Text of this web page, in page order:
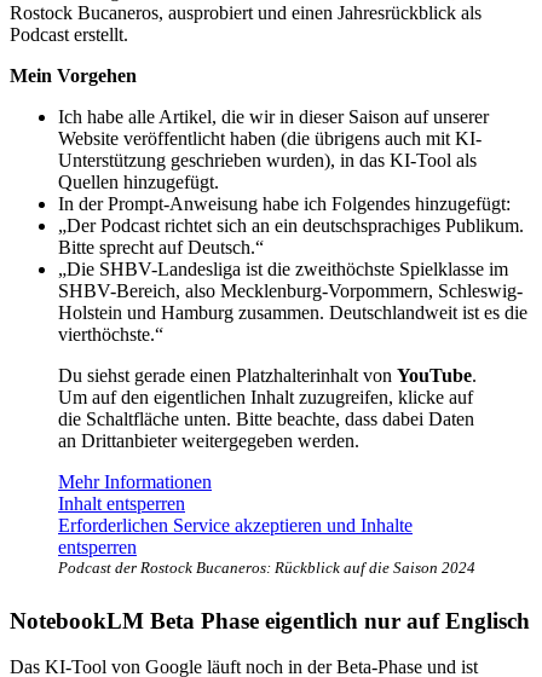
Rostock Bucaneros, ausprobiert und einen Jahresrückblick als
Podcast erstellt.
Mein Vorgehen
Ich habe alle Artikel, die wir in dieser Saison auf unserer
Website veröffentlicht haben (die übrigens auch mit KI-
Unterstützung geschrieben wurden), in das KI-Tool als
Quellen hinzugefügt.
In der Prompt-Anweisung habe ich Folgendes hinzugefügt:
„Der Podcast richtet sich an ein deutschsprachiges Publikum.
Bitte sprecht auf Deutsch.“
„Die SHBV-Landesliga ist die zweithöchste Spielklasse im
SHBV-Bereich, also Mecklenburg-Vorpommern, Schleswig-
Holstein und Hamburg zusammen. Deutschlandweit ist es die
vierthöchste.“
Du siehst gerade einen Platzhalterinhalt von YouTube.
Um auf den eigentlichen Inhalt zuzugreifen, klicke auf
die Schaltfläche unten. Bitte beachte, dass dabei Daten
an Drittanbieter weitergegeben werden.
Mehr Informationen
Inhalt entsperren
Erforderlichen Service akzeptieren und Inhalte
entsperren
Podcast der Rostock Bucaneros: Rückblick auf die Saison 2024
NotebookLM Beta Phase eigentlich nur auf Englisch
Das KI-Tool von Google läuft noch in der Beta-Phase und ist